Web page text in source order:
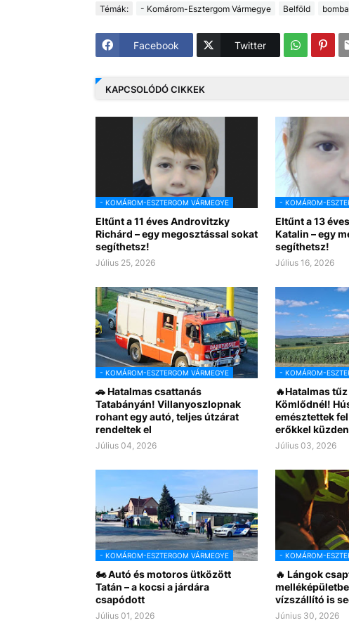
Témák: - Komárom-Esztergom Vármegye Belföld
Facebook Twitter
KAPCSOLÓDÓ CIKKEK
- KOMÁROM-ESZTERGOM VÁRMEGYE
Eltűnt a 11 éves Androvitzky
Richárd – egy megosztással sokat
segíthetsz!
Július 25, 2026
- KOMÁROM-
Eltűnt a 13
Katalin – egy
segíthetsz!
Július 16, 2026
- KOMÁROM-ESZTERGOM VÁRMEGYE
🚗 Hatalmas csattanás
Tatabányán! Villanyoszlopnak
rohant egy autó, teljes útzárat
rendeltek el
Július 04, 2026
- KOMÁROM-
🔥Hatalmas
Kömlődnél!
emésztettek
erőkkel
Július 03, 2026
- KOMÁROM-ESZTERGOM VÁRMEGYE
🏍️ Autó és motoros ütközött
Tatán – a kocsi a járdára
csapódott
Július 01, 2026
- KOMÁROM-
🔥 Lángok
vízszállító is
Június 30, 2026